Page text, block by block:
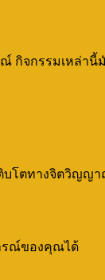
กิจกรรมเหล่านี้
ติบโตทางจิตวิญญ
รณ์ของคุณได้